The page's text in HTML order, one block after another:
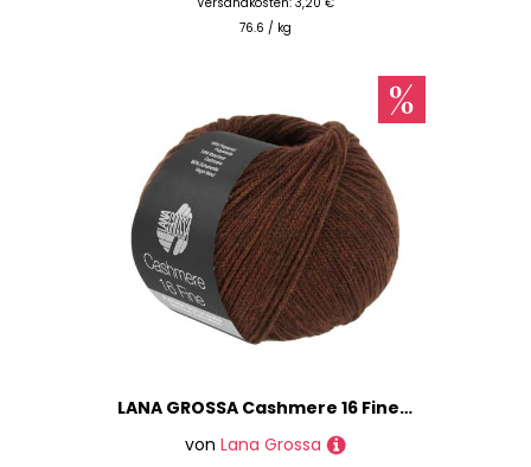
76.6 / kg
LANA GROSSA Cashmere 16 Fine | Aus Kaschmir- und Merinowolle | Handstrickgarn aus 80% Schurwolle (Merino extrafine), 10% Kaschmir & Polyamid | 50g Wolle zum Stricken & Häkeln | 320m Garn FB 62
von Lana Grossa